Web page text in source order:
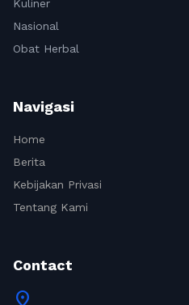
Kuliner
Nasional
Obat Herbal
Navigasi
Home
Berita
Kebijakan Privasi
Tentang Kami
Contact
location_on